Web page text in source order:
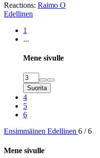
Reactions: Raimo O
Edellinen
1
...
Mene sivulle
Suorita
4
5
6
Ensimmäinen Edellinen 6 / 6
Mene sivulle